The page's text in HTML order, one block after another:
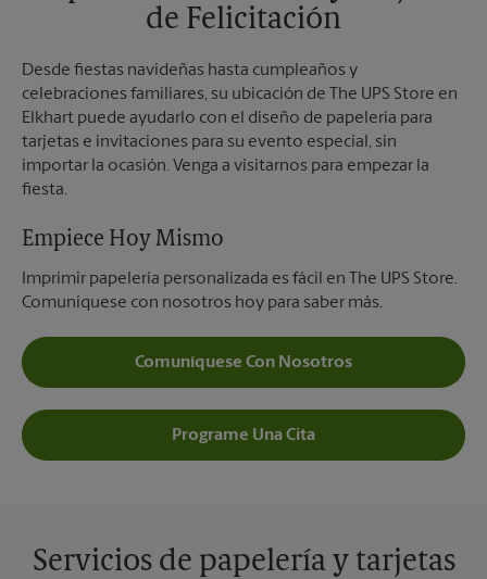
de Felicitación
Desde fiestas navideñas hasta cumpleaños y
celebraciones familiares, su ubicación de The UPS Store en
Elkhart puede ayudarlo con el diseño de papelería para
tarjetas e invitaciones para su evento especial, sin
importar la ocasión. Venga a visitarnos para empezar la
fiesta.
Empiece Hoy Mismo
Imprimir papelería personalizada es fácil en The UPS Store.
Comuníquese con nosotros hoy para saber más.
Comuníquese Con Nosotros
Programe Una Cita
Servicios de papelería y tarjetas